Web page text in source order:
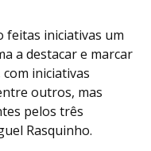
feitas iniciativas um
a destacar e marcar
iniciativas
outros, mas
pelos três
Rasquinho.